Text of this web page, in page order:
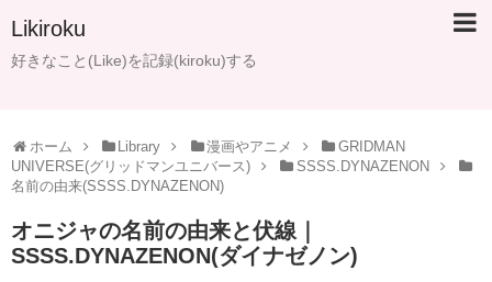
Likiroku
好きなこと(Like)を記録(kiroku)する
ホーム Library 漫画やアニメ
GRIDMAN
UNIVERSE(グリッドマンユニバース)
SSSS.DYNAZENON
名前の由来(SSSS.DYNAZENON)
オニジャの名前の由来と伏線｜
SSSS.DYNAZENON(ダイナゼノン)